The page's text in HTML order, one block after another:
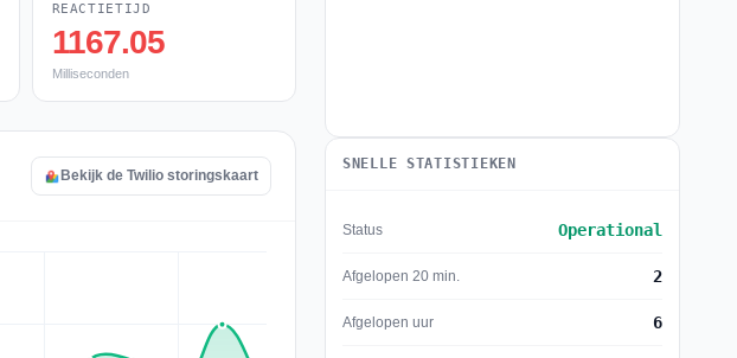
REACTIETIJD
1167.05
Milliseconden
Bekijk de Twilio storingskaart
SNELLE STATISTIEKEN
Status Operational
Afgelopen 20 min. 2
Afgelopen uur 6